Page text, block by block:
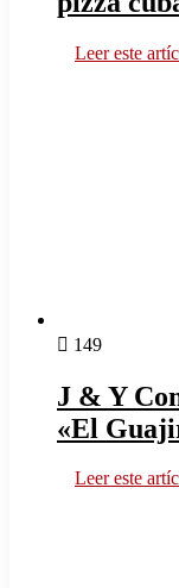
Leer este
149
J & Y
«El
Leer este